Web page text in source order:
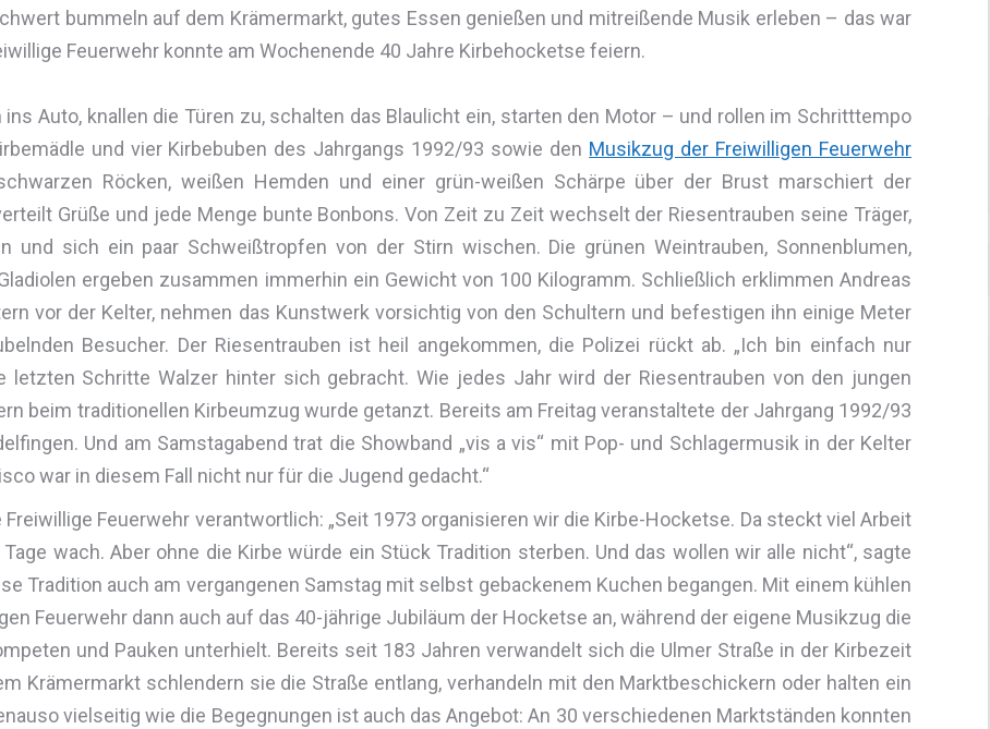
bummeln auf dem Krämermarkt, gutes Essen genießen und mitreißende Musik erleben – das war
Feuerwehr konnte am Wochenende 40 Jahre Kirbehocketse feiern.
Auto, knallen die Türen zu, schalten das Blaulicht ein, starten den Motor – und rollen im Schritttempo
und vier Kirbebuben des Jahrgangs 1992/93 sowie den Musikzug der Freiwilligen Feuerwehr
Röcken, weißen Hemden und einer grün-weißen Schärpe über der Brust marschiert der
Grüße und jede Menge bunte Bonbons. Von Zeit zu Zeit wechselt der Riesentrauben seine Träger,
sich ein paar Schweißtropfen von der Stirn wischen. Die grünen Weintrauben, Sonnenblumen,
ergeben zusammen immerhin ein Gewicht von 100 Kilogramm. Schließlich erklimmen Andreas
vor der Kelter, nehmen das Kunstwerk vorsichtig von den Schultern und befestigen ihn einige Meter
Besucher. Der Riesentrauben ist heil angekommen, die Polizei rückt ab. „Ich bin einfach nur
letzten Schritte Walzer hinter sich gebracht. Wie jedes Jahr wird der Riesentrauben von den jungen
beim traditionellen Kirbeumzug wurde getanzt. Bereits am Freitag veranstaltete der Jahrgang 1992/93
Und am Samstagabend trat die Showband „vis a vis“ mit Pop- und Schlagermusik in der Kelter
war in diesem Fall nicht nur für die Jugend gedacht.“
Feuerwehr verantwortlich: „Seit 1973 organisieren wir die Kirbe-Hocketse. Da steckt viel Arbeit
wach. Aber ohne die Kirbe würde ein Stück Tradition sterben. Und das wollen wir alle nicht“, sagte
Tradition auch am vergangenen Samstag mit selbst gebackenem Kuchen begangen. Mit einem kühlen
Feuerwehr dann auch auf das 40-jährige Jubiläum der Hocketse an, während der eigene Musikzug die
und Pauken unterhielt. Bereits seit 183 Jahren verwandelt sich die Ulmer Straße in der Kirbezeit
Krämermarkt schlendern sie die Straße entlang, verhandeln mit den Marktbeschickern oder halten ein
vielseitig wie die Begegnungen ist auch das Angebot: An 30 verschiedenen Marktständen konnten